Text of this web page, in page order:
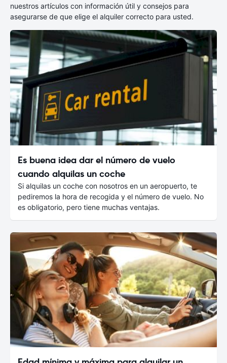
nuestros artículos con información útil y consejos para
asegurarse de que elige el alquiler correcto para usted.
Es buena idea dar el número de vuelo
cuando alquilas un coche
Si alquilas un coche con nosotros en un aeropuerto, te
pediremos la hora de recogida y el número de vuelo. No
es obligatorio, pero tiene muchas ventajas.